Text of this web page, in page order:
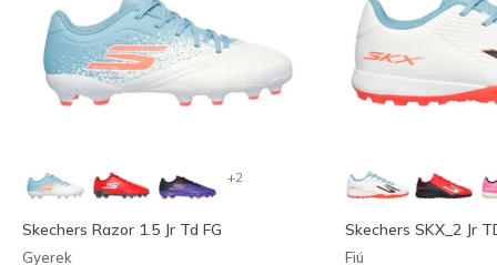
+2
Skechers Razor 1.5 Jr Td FG
Gyerek
Skechers SKX_2 Jr
Fiú